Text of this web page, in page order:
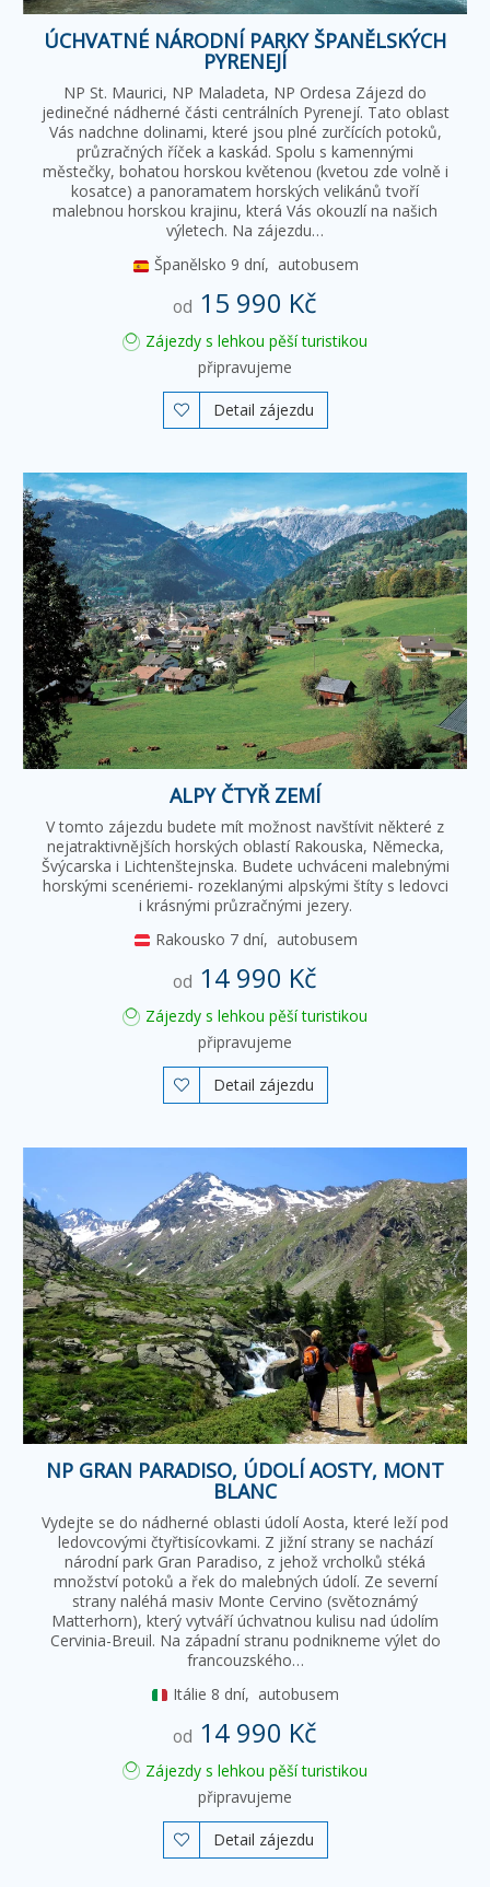
ÚCHVATNÉ NÁRODNÍ PARKY ŠPANĚLSKÝCH
PYRENEJÍ
NP St. Maurici, NP Maladeta, NP Ordesa Zájezd do
jedinečné nádherné části centrálních Pyrenejí. Tato oblast
Vás nadchne dolinami, které jsou plné zurčících potoků,
průzračných říček a kaskád. Spolu s kamennými
městečky, bohatou horskou květenou (kvetou zde volně i
kosatce) a panoramatem horských velikánů tvoří
malebnou horskou krajinu, která Vás okouzlí na našich
výletech. Na zájezdu…
Španělsko 9 dní, autobusem
od 15 990 Kč
Zájezdy s lehkou pěší turistikou
připravujeme
 Detail zájezdu
ALPY ČTYŘ ZEMÍ
V tomto zájezdu budete mít možnost navštívit některé z
nejatraktivnějších horských oblastí Rakouska, Německa,
Švýcarska i Lichtenštejnska. Budete uchváceni malebnými
horskými scenériemi- rozeklanými alpskými štíty s ledovci
i krásnými průzračnými jezery.
Rakousko 7 dní, autobusem
od 14 990 Kč
Zájezdy s lehkou pěší turistikou
připravujeme
 Detail zájezdu
NP GRAN PARADISO, ÚDOLÍ AOSTY, MONT
BLANC
Vydejte se do nádherné oblasti údolí Aosta, které leží pod
ledovcovými čtyřtisícovkami. Z jižní strany se nachází
národní park Gran Paradiso, z jehož vrcholků stéká
množství potoků a řek do malebných údolí. Ze severní
strany naléhá masiv Monte Cervino (světoznámý
Matterhorn), který vytváří úchvatnou kulisu nad údolím
Cervinia-Breuil. Na západní stranu podnikneme výlet do
francouzského…
Itálie 8 dní, autobusem
od 14 990 Kč
Zájezdy s lehkou pěší turistikou
připravujeme
 Detail zájezdu